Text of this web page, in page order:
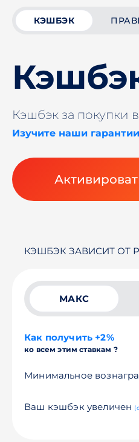
КЭШБЭК
Кэшбэк за покупки
Изучите наши гарантии
КЭШБЭК ЗАВИСИТ ОТ
МАКС
Как получить +2%
ко всем этим ставкам ?
Минимальное
Ваш кэшбэк увеличен